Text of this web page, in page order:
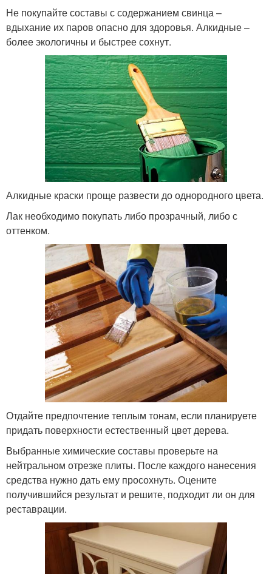
Не покупайте составы с содержанием свинца –
вдыхание их паров опасно для здоровья. Алкидные –
более экологичны и быстрее сохнут.
Алкидные краски проще развести до однородного цвета.
Лак необходимо покупать либо прозрачный, либо с
оттенком.
Отдайте предпочтение теплым тонам, если планируете
придать поверхности естественный цвет дерева.
Выбранные химические составы проверьте на
нейтральном отрезке плиты. После каждого нанесения
средства нужно дать ему просохнуть. Оцените
получившийся результат и решите, подходит ли он для
реставрации.